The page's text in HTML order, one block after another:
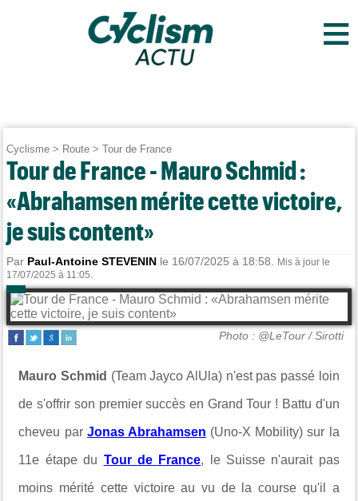
≡
Cyclisme > Route >Tour de France
Tour de France - Mauro Schmid :
«Abrahamsen mérite cette victoire,
je suis content»
Par Paul-Antoine STEVENIN le 16/07/2025 à 18:58.
Mis à jour le
17/07/2025 à 11:05.
Photo : @LeTour / Sirotti
Mauro Schmid (Team Jayco AlUla) n'est pas passé loin
de s'offrir son premier succès en Grand Tour ! Battu d'un
cheveu par Jonas Abrahamsen (Uno-X Mobility) sur la
11e étape du Tour de France, le Suisse n'aurait pas
moins mérité cette victoire au vu de la course qu'il a